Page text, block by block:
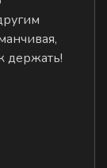
держать!